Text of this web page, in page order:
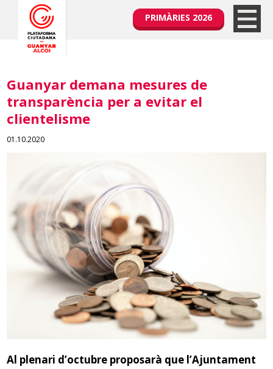
PRIMÀRIES 2026
Guanyar demana mesures de
transparència per a evitar el
clientelisme
01.10.2020
Al plenari d’octubre proposarà que l’Ajuntament